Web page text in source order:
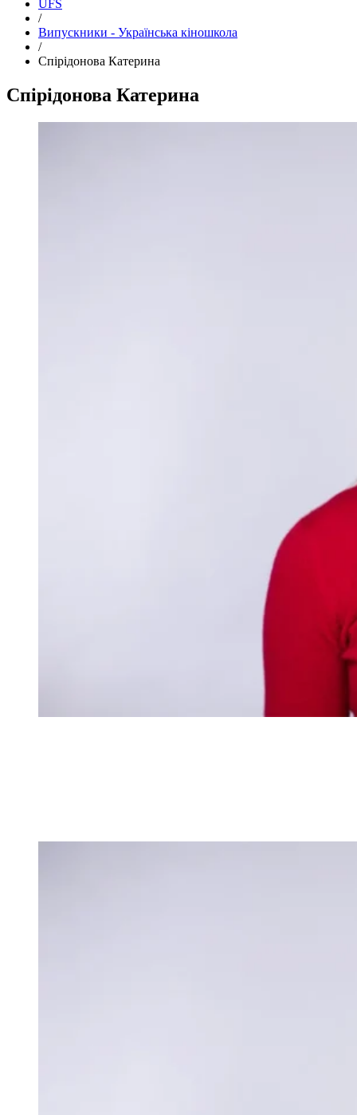
UFS
/
Випускники - Українська кіношкола
/
Спірідонова Катерина
Спірідонова Катерина